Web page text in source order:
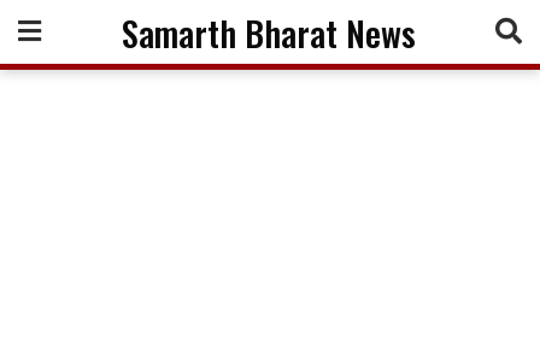
content
Samarth Bharat News